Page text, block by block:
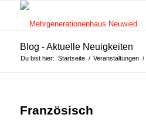
Blog - Aktuelle Neuigkeiten
Du bist hier: Startseite / Veranstaltungen /
Französisch